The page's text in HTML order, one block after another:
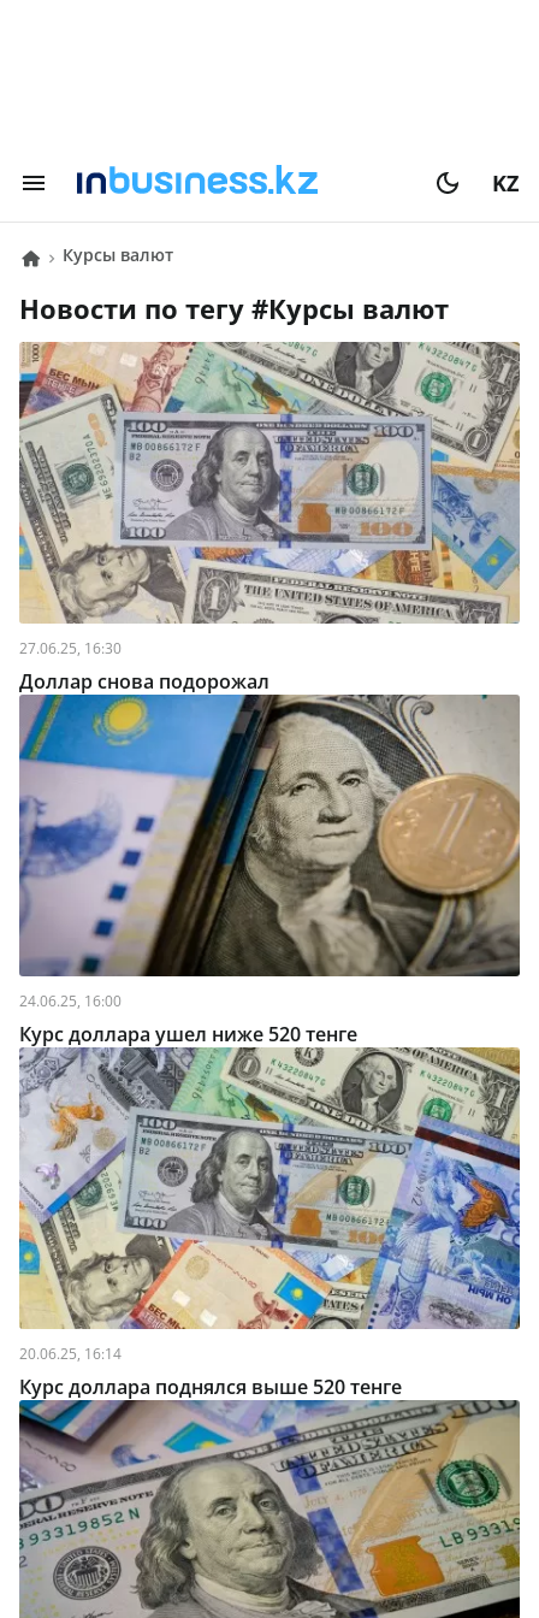
KZ
Курсы валют
Новости по тегу # Курсы валют
27.06.25, 16:30
Доллар снова подорожал
24.06.25, 16:00
Курс доллара ушел ниже 520 тенге
20.06.25, 16:14
Курс доллара поднялся выше 520 тенге